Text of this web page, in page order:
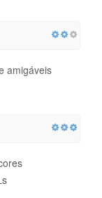
amigáveis